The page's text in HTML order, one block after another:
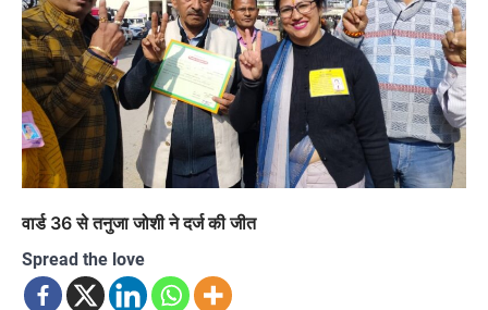
वार्ड 36 से तनुजा जोशी ने दर्ज की जीत
Spread the love